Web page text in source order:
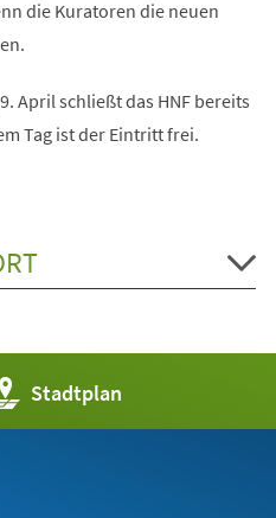
die Kuratoren die neuen
April schließt das HNF bereits
Tag ist der Eintritt frei.
Stadtplan